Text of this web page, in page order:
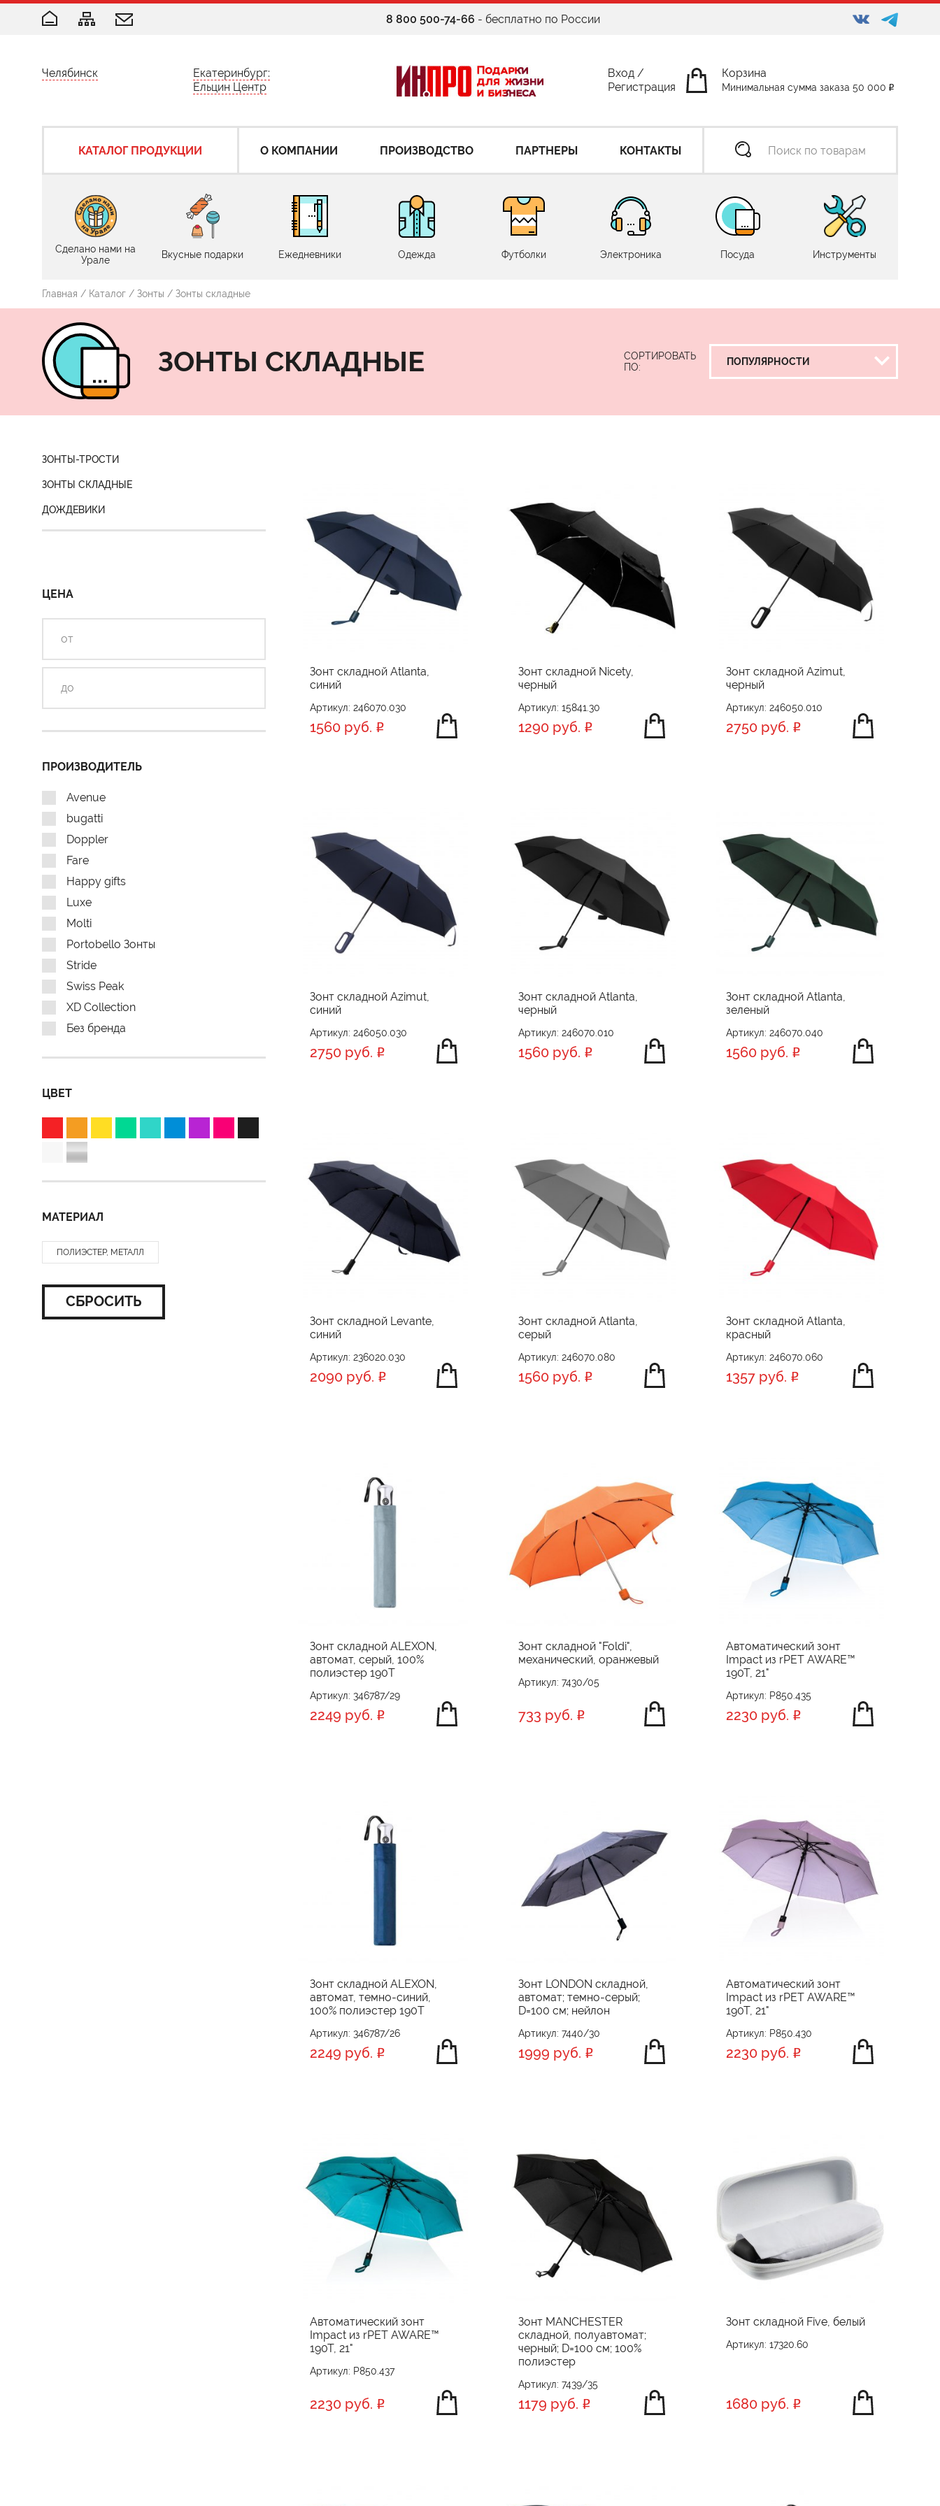
8 800 500-74-66 - бесплатно по России
Челябинск
Екатеринбург:
Ельцин Центр
Вход /
Регистрация
Корзина
Минимальная сумма заказа 50 000
КАТАЛОГ ПРОДУКЦИИ О КОМПАНИИ ПРОИЗВОДСТВО ПАРТНЕРЫ КОНТАКТЫ
Сделано нами на
Урале
Вкусные подарки Ежедневники Одежда Футболки Электроника Посуда Инструменты
Главная / Каталог / Зонты / Зонты складные
ЗОНТЫ СКЛАДНЫЕ
СОРТИРОВАТЬ
ПО:
ЗОНТЫ-ТРОСТИ
ЗОНТЫ СКЛАДНЫЕ
ДОЖДЕВИКИ
ЦЕНА
ПРОИЗВОДИТЕЛЬ
Avenue
bugatti
Doppler
Fare
Happy gifts
Luxe
Molti
Portobello Зонты
Stride
Swiss Peak
XD Collection
Без бренда
ЦВЕТ
МАТЕРИАЛ
ПОЛИЭСТЕР, МЕТАЛЛ
СБРОСИТЬ
Зонт складной Atlanta,
синий
Артикул: 246070.030
1560 руб.
Зонт складной Nicety,
черный
Артикул: 15841.30
1290 руб.
Зонт складной Azimut,
черный
Артикул: 246050.010
2750 руб.
Зонт складной Azimut,
синий
Артикул: 246050.030
2750 руб.
Зонт складной Atlanta,
черный
Артикул: 246070.010
1560 руб.
Зонт складной Atlanta,
зеленый
Артикул: 246070.040
1560 руб.
Зонт складной Levante,
синий
Артикул: 236020.030
2090 руб.
Зонт складной Atlanta,
серый
Артикул: 246070.080
1560 руб.
Зонт складной Atlanta,
красный
Артикул: 246070.060
1357 руб.
Зонт складной ALEXON,
автомат, серый, 100%
полиэстер 190T
Артикул: 346787/29
2249 руб.
Зонт складной "Foldi",
механический, оранжевый
Артикул: 7430/05
733 руб.
Автоматический зонт
Impact из rPET AWARE™
190T, 21"
Артикул: P850.435
2230 руб.
Зонт складной ALEXON,
автомат, темно-синий,
100% полиэстер 190T
Артикул: 346787/26
2249 руб.
Зонт LONDON складной,
автомат; темно-серый;
D=100 см; нейлон
Артикул: 7440/30
1999 руб.
Автоматический зонт
Impact из rPET AWARE™
190T, 21"
Артикул: P850.430
2230 руб.
Автоматический зонт
Impact из rPET AWARE™
190T, 21"
Артикул: P850.437
2230 руб.
Зонт MANCHESTER
складной, полуавтомат;
черный; D=100 см; 100%
полиэстер
Артикул: 7439/35
1179 руб.
Зонт складной Five, белый
Артикул: 17320.60
1680 руб.